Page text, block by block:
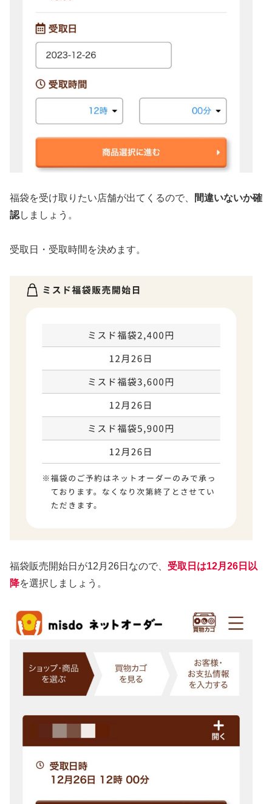
福袋を受け取りたい店舗が出てくるので、
間違いないか確
認しましょう。
受取日・受取時間を決めます。
福袋販売開始日が12月26日なので、 受取日は12月26日以
降を選択しましょう。